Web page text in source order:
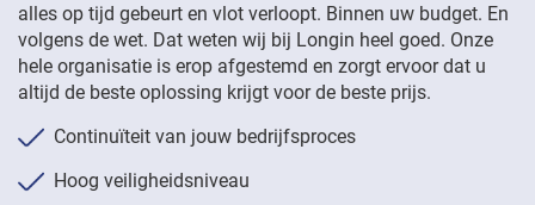
alles op tijd gebeurt en vlot verloopt. Binnen uw budget. En
volgens de wet. Dat weten wij bij Longin heel goed. Onze
hele organisatie is erop afgestemd en zorgt ervoor dat u
altijd de beste oplossing krijgt voor de beste prijs.
Continuïteit van jouw bedrijfsproces
Hoog veiligheidsniveau